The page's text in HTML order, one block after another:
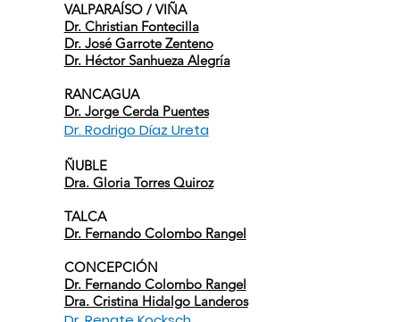
​VALPARAÍSO / VIÑA
Dr. Christian Fontecilla
Dr. José Garrote Zenteno
Dr. Héctor Sanhueza Alegría
RANCAGUA
Dr. Jorge Cerda Puentes
Dr. Rodrigo Díaz Ureta
ÑUBLE
Dra. Gloria Torres Quiroz
TALCA
Dr. Fernando Colombo Rangel
CONCEPCIÓN
Dr. Fernando Colombo Rangel
Dra. Cristina Hidalgo Landeros